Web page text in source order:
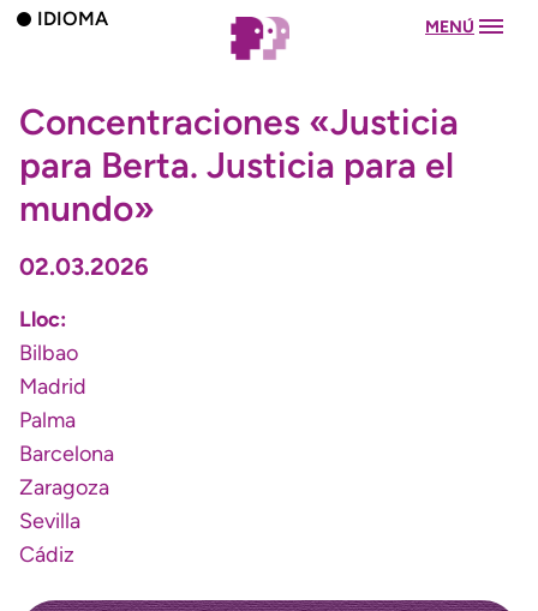
IDIOMA MENÚ
Concentraciones «Justicia
para Berta. Justicia para el
mundo»
02.03.2026
Lloc:
Bilbao
Madrid
Palma
Barcelona
Zaragoza
Sevilla
Cádiz